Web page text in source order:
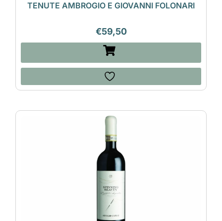
TENUTE AMBROGIO E GIOVANNI FOLONARI
€59,50